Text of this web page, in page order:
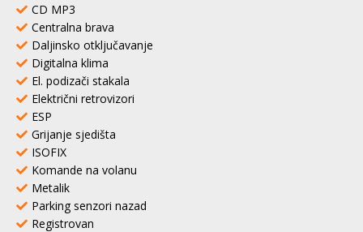
CD MP3
Centralna brava
Daljinsko otključavanje
Digitalna klima
El. podizači stakala
Električni retrovizori
ESP
Grijanje sjedišta
ISOFIX
Komande na volanu
Metalik
Parking senzori nazad
Registrovan